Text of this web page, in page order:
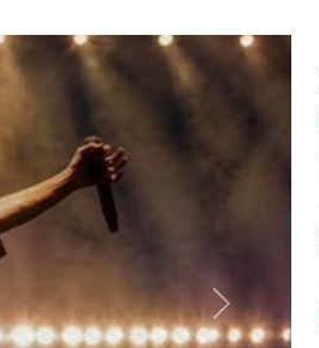
Siguiente